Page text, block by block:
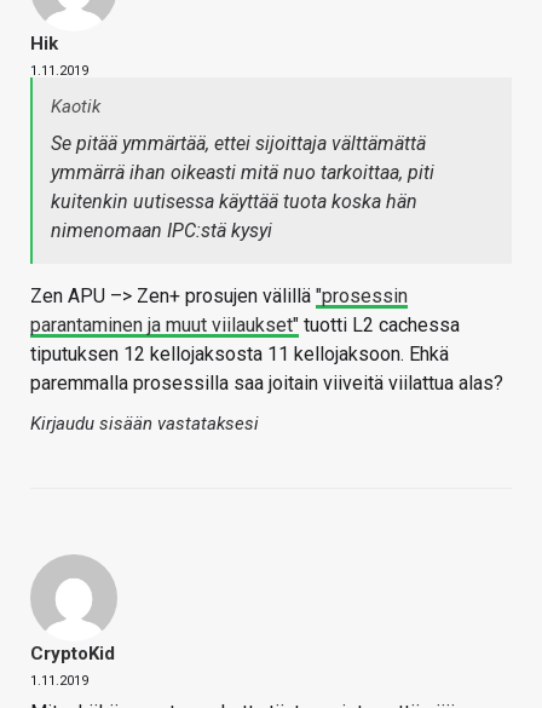
Hik
1.11.2019
Kaotik
Se pitää ymmärtää, ettei sijoittaja välttämättä
ymmärrä ihan oikeasti mitä nuo tarkoittaa, piti
kuitenkin uutisessa käyttää tuota koska hän
nimenomaan IPC:stä kysyi
Zen APU –> Zen+ prosujen välillä "prosessin
parantaminen ja muut viilaukset" tuotti L2 cachessa
tiputuksen 12 kellojaksosta 11 kellojaksoon. Ehkä
paremmalla prosessilla saa joitain viiveitä viilattua alas?
Kirjaudu sisään vastataksesi
CryptoKid
1.11.2019